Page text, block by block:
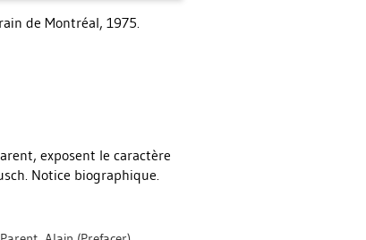
de Montréal, 1975.
exposent le caractère
Notice biographique.